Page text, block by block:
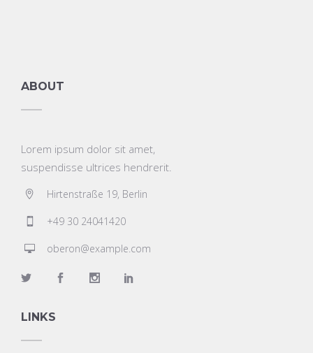
ABOUT
Lorem ipsum dolor sit amet,
suspendisse ultrices hendrerit.
Hirtenstraße 19, Berlin
+49 30 24041420
oberon@example.com
LINKS